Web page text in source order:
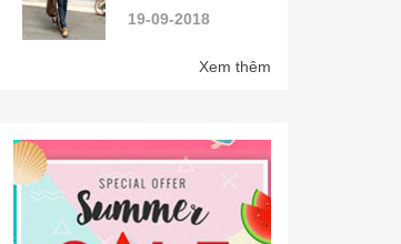
19-09-2018
Xem thêm